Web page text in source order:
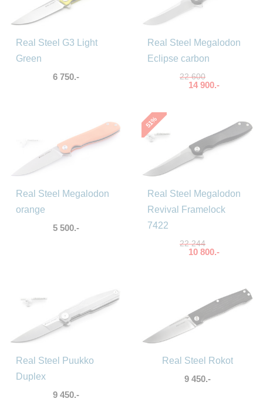
Real Steel G3 Light
Green
6 750.-
Real Steel Megalodon
Eclipse carbon
22 600
14 900.-
Real Steel Megalodon
orange
5 500.-
51
%
Real Steel Megalodon
Revival Framelock
7422
22 244
10 800.-
Real Steel Puukko
Duplex
9 450.-
Real Steel Rokot
9 450.-